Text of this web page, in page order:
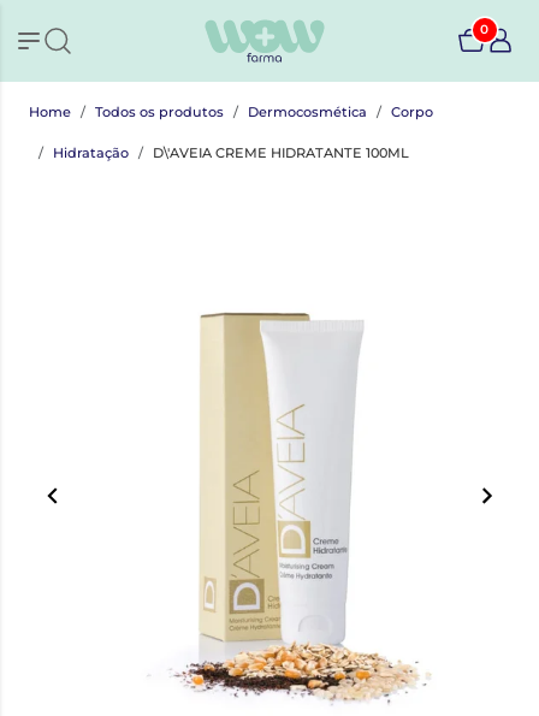
0
Home Todos os produtos Dermocosmética Corpo
Hidratação D\'AVEIA CREME HIDRATANTE 100ML